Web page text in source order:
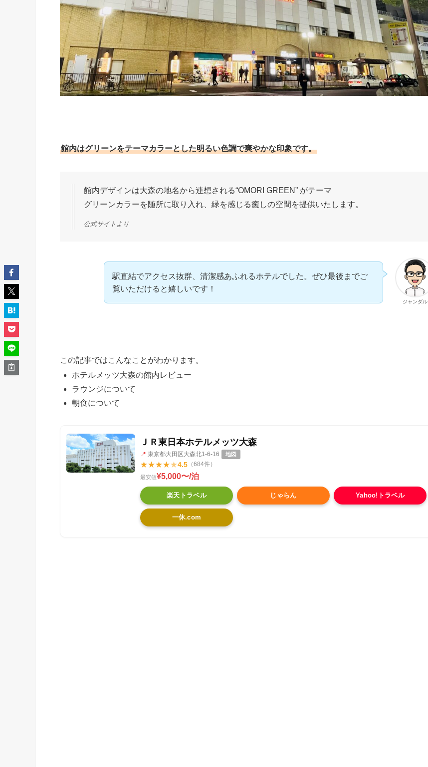
館内はグリーンをテーマカラーとした明るい色調で爽やかな印象です。
館内デザインは大森の地名から連想される“OMORI GREEN” がテーマ
グリーンカラーを随所に取り入れ、緑を感じる癒しの空間を提供いたします。
公式サイトより
ジャンダル
駅直結でアクセス抜群、清潔感あふれるホテルでした。ぜひ最後までご
覧いただけると嬉しいです！
この記事ではこんなことがわかります。
ホテルメッツ大森の館内レビュー
ラウンジについて
朝食について
ＪＲ東日本ホテルメッツ大森
📍 東京都大田区大森北1-6-16 地図
★★★★★4.5 （684件）
最安値¥5,000〜/泊
楽天トラベル じゃらん Yahoo!トラベル
一休.com